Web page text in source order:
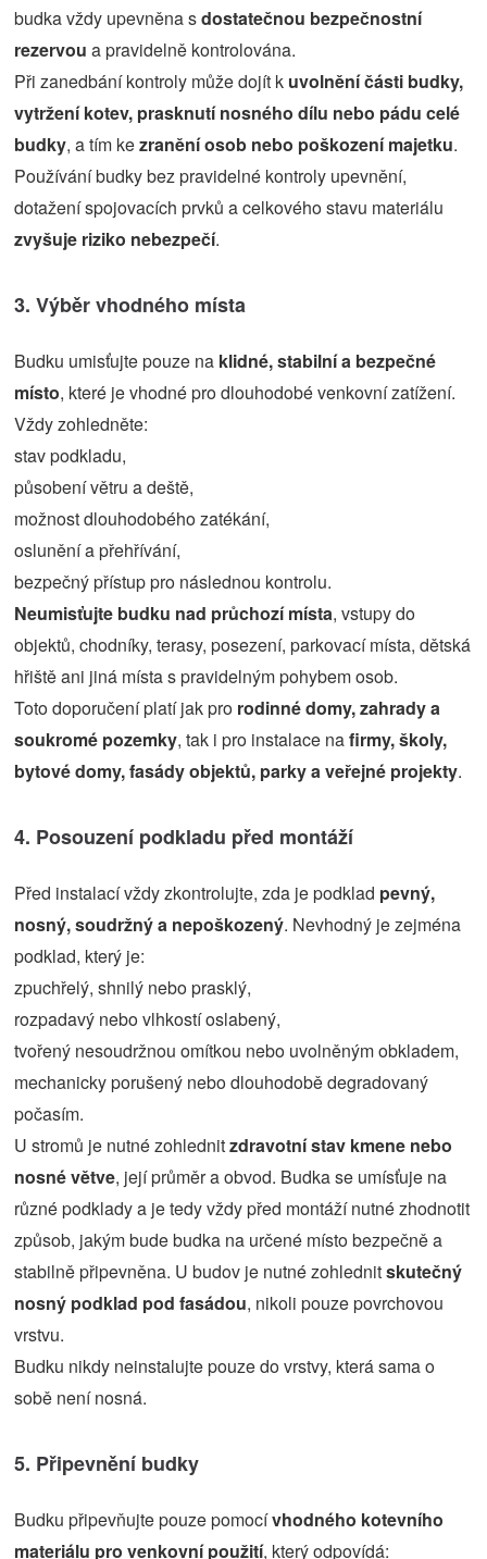
budka vždy upevněna sdostatečnou bezpečnostní
rezervou a pravidelně kontrolována.
Při zanedbání kontroly může dojít k uvolnění části budky,
vytržení kotev, prasknutí nosného dílu nebo pádu celé
budky, a tím kezranění osob nebo poškození majetku.
Používání budky bez pravidelné kontroly upevnění,
dotažení spojovacích prvků a celkového stavu materiálu
zvyšuje riziko nebezpečí.
3. Výběr vhodného místa
Budku umisťujte pouze na klidné, stabilní a bezpečné
místo, které je vhodné pro dlouhodobé venkovní zatížení.
Vždy zohledněte:
stav podkladu,
působení větru a deště,
možnost dlouhodobého zatékání,
oslunění a přehřívání,
bezpečný přístup pro následnou kontrolu.
Neumisťujte budku nad průchozí místa, vstupy do
objektů, chodníky, terasy, posezení, parkovací místa, dětská
hřiště ani jiná místa s pravidelným pohybem osob.
Toto doporučení platí jak pro rodinné domy, zahrady a
soukromé pozemky, tak i pro instalace nafirmy, školy,
bytové domy, fasády objektů, parky a veřejné projekty.
4. Posouzení podkladu před montáží
Před instalací vždy zkontrolujte, zda je podklad pevný,
nosný, soudržný a nepoškozený. Nevhodný je zejména
podklad, který je:
zpuchřelý, shnilý nebo prasklý,
rozpadavý nebo vlhkostí oslabený,
tvořený nesoudržnou omítkou nebo uvolněným obkladem,
mechanicky porušený nebo dlouhodobě degradovaný
počasím.
U stromů je nutné zohlednitzdravotní stav kmene nebo
nosné větve, její průměr a obvod. Budka se umísťuje na
různé podklady a je tedy vždy před montáží nutné zhodnotit
způsob, jakým bude budka na určené místo bezpečně a
stabilně připevněna. U budov je nutné zohlednitskutečný
nosný podklad pod fasádou, nikoli pouze povrchovou
vrstvu.
Budku nikdy neinstalujte pouze do vrstvy, která sama o
sobě není nosná.
5. Připevnění budky
Budku připevňujte pouze pomocívhodného kotevního
materiálu pro venkovní použití, který odpovídá: